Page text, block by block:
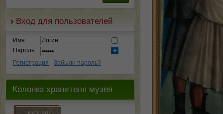
Вход для пользователей
Имя:
Пароль:
Регистрация
Забыли пароль?
Колонка хранителя музея